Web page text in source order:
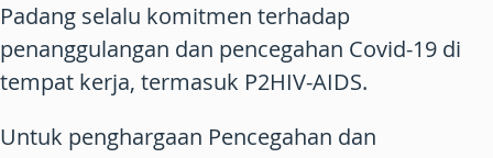
Padang selalu komitmen terhadap
penanggulangan dan pencegahan Covid-19 di
tempat kerja, termasuk P2HIV-AIDS.
Untuk penghargaan Pencegahan dan